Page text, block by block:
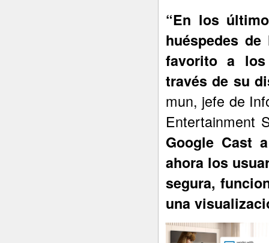
“En los
huéspedes
favorito a
través de su
mun, jefe de
Entertainment
Google Cast
ahora los
segura,
una